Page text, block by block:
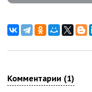
Комментарии (1)